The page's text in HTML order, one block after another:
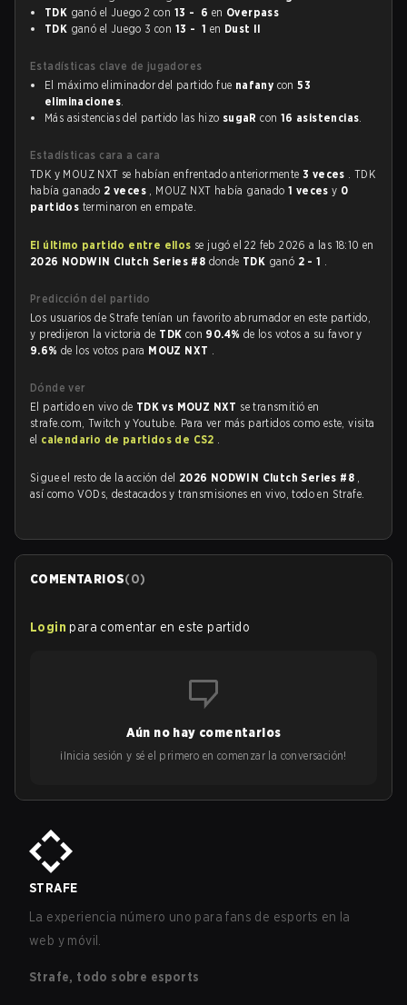
TDK ganó el Juego 2 con 13 - 6 en Overpass
TDK ganó el Juego 3 con 13 - 1 en Dust II
Estadísticas clave de jugadores
El máximo eliminador del partido fue nafany con53
eliminaciones.
Más asistencias del partido las hizo sugaR con 16 asistencias.
Estadísticas cara a cara
TDK y MOUZ NXT se habían enfrentado anteriormente 3 veces . TDK
había ganado 2 veces , MOUZ NXT había ganado1 vecesy 0
partidos terminaron en empate.
El último partido entre ellos se jugó el 22 feb 2026 a las 18:10 en
2026 NODWIN Clutch Series #8 donde TDK ganó 2 - 1 .
Predicción del partido
Los usuarios de Strafe tenían un favorito abrumador en este partido,
y predijeron la victoria de TDK con 90.4% de los votos a su favor y
9.6% de los votos para MOUZ NXT .
Dónde ver
El partido en vivo de TDK vs MOUZ NXT se transmitió en
strafe.com, Twitch y Youtube. Para ver más partidos como este, visita
el calendario de partidos de CS2 .
Sigue el resto de la acción del 2026 NODWIN Clutch Series #8 ,
así como VODs, destacados y transmisiones en vivo, todo en Strafe.
COMENTARIOS(0)
Login para comentar en este partido
Aún no hay comentarios
¡Inicia sesión y sé el primero en comenzar la conversación!
STRAFE
La experiencia número uno para fans de esports en la
web y móvil.
Strafe, todo sobre esports